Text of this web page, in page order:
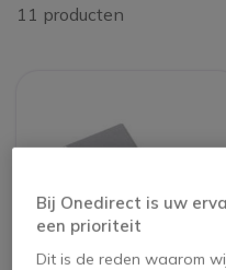
11 producten
Bij Onedirect is uw
een prioriteit
Dit is de reden waarom